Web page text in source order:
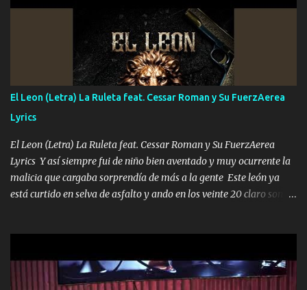
ni tampoco las mujeres porque es platica de grandes por eso hay
que estar alegres doy las instrucciones para atender los deberes
Música Si es que salta algún problema de confianza tengo gente
ahí está el Hombre Cuarenta y también Pariente 7 arreglan
cualquier problema no más es cuestión que ordené NOS HACE
FALTA UN HERMANO DE CLAVE ERA EL 24 SIEMPRE FUE UN
HOMBRE VALIENTE POR ALGO M'URIÓ PELEAND0 SIEMPRE
VIO POR LA FAMILIA PARA QUE SIGA EL LEGADO Es el DOS de
los HERMANOS un cerebro inteligente y com...
El Leon (Letra) La Ruleta feat. Cessar Roman y Su FuerzAerea
Lyrics
El Leon (Letra) La Ruleta feat. Cessar Roman y Su FuerzAerea
Lyrics Y así siempre fui de niño bien aventado y muy ocurrente la
malicia que cargaba sorprendía de más a la gente Este león ya
está curtido en selva de asfalto y ando en los veinte 20 claro son
pa más pues hay charola les voy a dar hasta topar pues no hay de
otra Música Surcando bien mi camino voy por mi línea no veo a